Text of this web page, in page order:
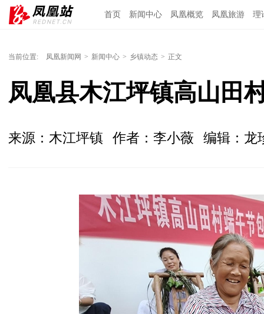
首页 新闻中心 凤凰概览 凤凰旅游 理
当前位置: 凤凰新闻网 > 新闻中心 > 乡镇动态 > 正文
凤凰县木江坪镇高山田
来源：木江坪镇 作者：李小薇 编辑：龙